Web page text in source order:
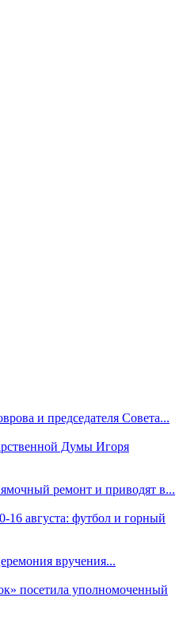
и председателя Совета...
Думы Игоря
ремонт и приводят в...
августа: футбол и горный
вручения...
посетила уполномоченный